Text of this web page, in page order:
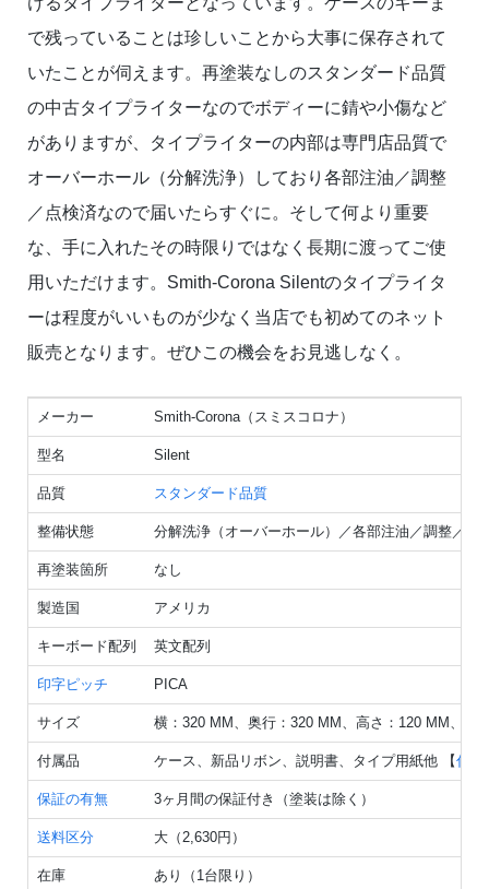
で残っていることは珍しいことから大事に保存されて
いたことが伺えます。再塗装なしのスタンダード品質
の中古タイプライターなのでボディーに錆や小傷など
がありますが、タイプライターの内部は専門店品質で
オーバーホール（分解洗浄）しており各部注油／調整
／点検済なので届いたらすぐに。そして何より重要
な、手に入れたその時限りではなく長期に渡ってご使
用いただけます。Smith-Corona Silentのタイプライタ
ーは程度がいいものが少なく当店でも初めてのネット
販売となります。ぜひこの機会をお見逃しなく。
メーカー Smith-Corona（スミスコロナ）
型名 Silent
品質 スタンダード品質
整備状態 分解洗浄（オーバーホール）／各部注油／調整／点
再塗装箇所 なし
製造国 アメリカ
キーボード配列 英文配列
印字ピッチ PICA
サイズ 横：320 MM、奥行：320 MM、高さ：120 MM、重
付属品 ケース、新品リボン、説明書、タイプ用紙他 【付属
保証の有無 3ヶ月間の保証付き（塗装は除く）
送料区分 大（2,630円）
在庫 あり（1台限り）